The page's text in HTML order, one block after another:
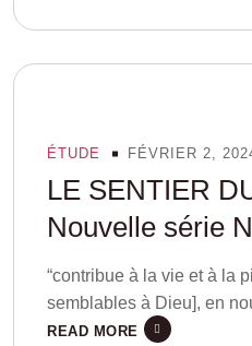
ÉTUDE FÉVRIER 2,
LE SENTIER
Nouvelle série
2024
“contribue à la vie et à la
semblables à Dieu], en
READ MORE